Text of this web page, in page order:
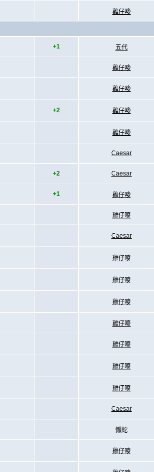
雞仔嘜
+1 五代
雞仔嘜
雞仔嘜
+2 雞仔嘜
雞仔嘜
Caesar
+2 Caesar
+1 雞仔嘜
雞仔嘜
Caesar
雞仔嘜
雞仔嘜
雞仔嘜
雞仔嘜
雞仔嘜
雞仔嘜
雞仔嘜
Caesar
懶蛇
雞仔嘜